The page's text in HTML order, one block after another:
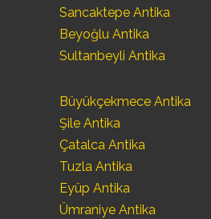
Sancaktepe Antika
Beyoğlu Antika
Sultanbeyli Antika
Büyükçekmece Antika
Şile Antika
Çatalca Antika
Tuzla Antika
Eyüp Antika
Ümraniye Antika